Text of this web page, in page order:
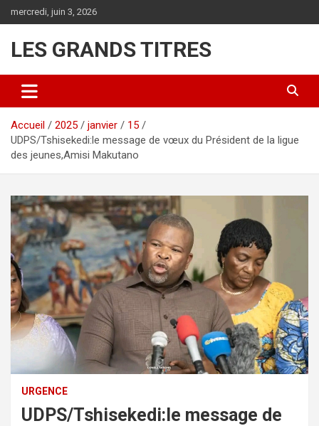
au
mercredi, juin 3, 2026
LES GRANDS TITRES
Accueil 2025 janvier
15
UDPS/Tshisekedi:le message de vœux du Président de la ligue
des jeunes,Amisi Makutano
URGENCE
UDPS/Tshisekedi:le message de